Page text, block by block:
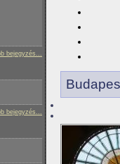
bejegyzés...
bejegyzés...